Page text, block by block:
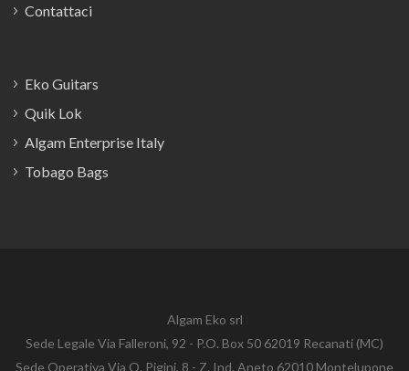
Contattaci
Eko Guitars
Quik Lok
Algam Enterprise Italy
Tobago Bags
Algam Eko srl
Sede Legale Via Falleroni, 92 - P.O. Box 50 62019 Recanati (MC)
Sede Operativa Via O. Pigini, 8 - Z. Ind. Aneto 62010 Montelupone